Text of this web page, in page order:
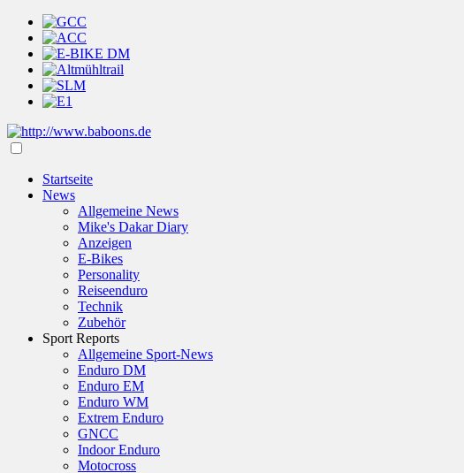
Startseite
News
Allgemeine News
Mike's Dakar Diary
Anzeigen
E-Bikes
Personality
Reiseenduro
Technik
Zubehör
Sport Reports
Allgemeine Sport-News
Enduro DM
Enduro EM
Enduro WM
Extrem Enduro
GNCC
Indoor Enduro
Motocross